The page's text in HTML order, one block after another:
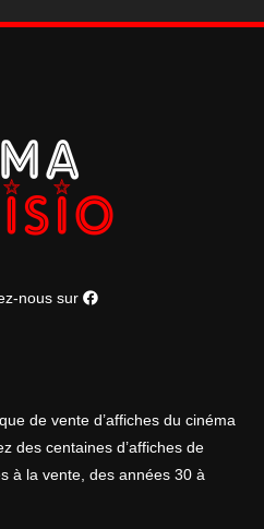
nous sur
de vente d’affiches du cinéma
des centaines d’affiches de
à la vente, des années 30 à